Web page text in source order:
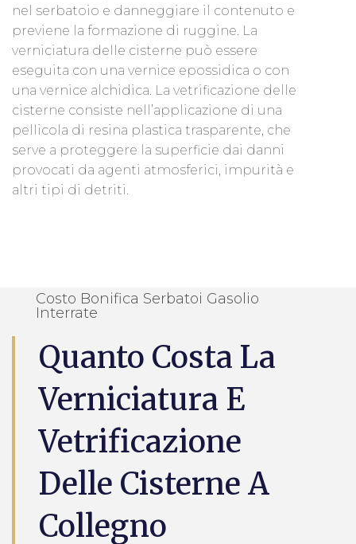
nel serbatoio e danneggiare il contenuto e
previene la formazione di ruggine. La
verniciatura delle cisterne può essere
eseguita con una vernice epossidica o con
una vernice alchidica. La vetrificazione delle
cisterne consiste nell’applicazione di una
pellicola di resina plastica trasparente, che
serve a proteggere la superficie dai danni
provocati da agenti atmosferici, impurità e
altri tipi di detriti.
Costo Bonifica Serbatoi Gasolio
Interrate
Quanto Costa La
Verniciatura E
Vetrificazione
Delle Cisterne A
Collegno